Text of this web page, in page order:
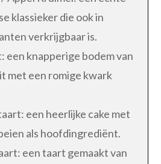
klassieker die ook in
verkrijgbaar is.
een knapperige bodem van
met een romige kwark
een heerlijke cake met
als hoofdingrediënt.
een taart gemaakt van